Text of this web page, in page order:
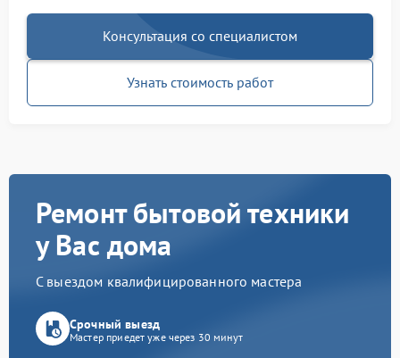
Консультация со специалистом
Узнать стоимость работ
Ремонт бытовой техники
у Вас дома
С выездом квалифицированного мастера
Срочный выезд
Мастер приедет уже через 30 минут